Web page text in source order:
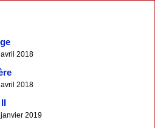
avril 2018
avril 2018
janvier 2019